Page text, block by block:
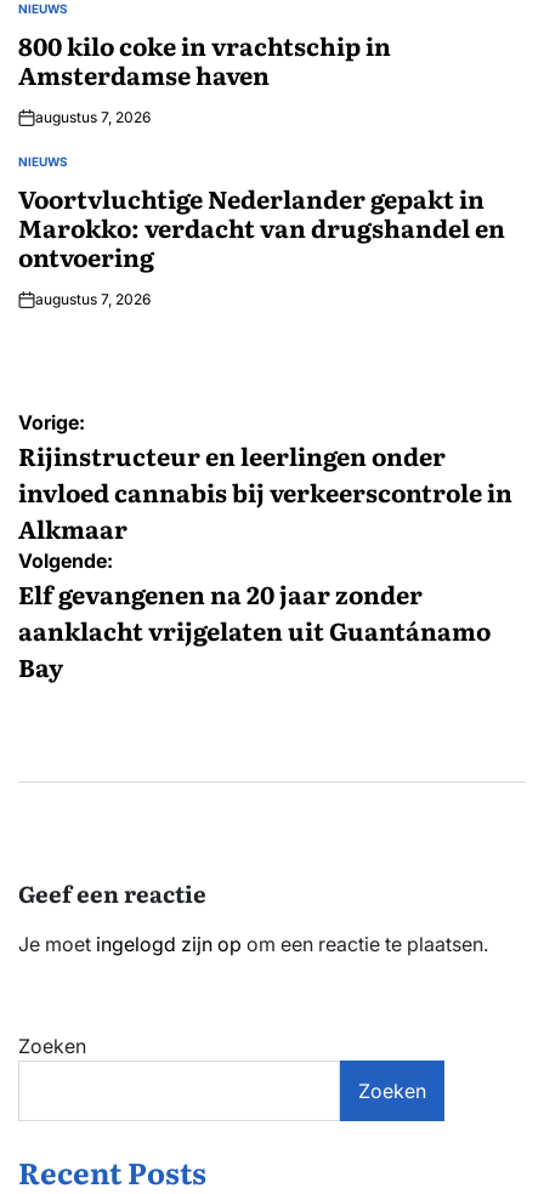
GEPLAATST
NIEUWS
800 kilo coke in vrachtschip in
Amsterdamse haven
augustus 7, 2026
GEPLAATST
NIEUWS
Voortvluchtige Nederlander gepakt in
Marokko: verdacht van drugshandel en
ontvoering
augustus 7, 2026
Bericht
navigatie
Vorige:
Rijinstructeur en leerlingen onder
invloed cannabis bij verkeerscontrole in
Alkmaar
Volgende:
Elf gevangenen na 20 jaar zonder
aanklacht vrijgelaten uit Guantánamo
Bay
Geef een reactie
Je moet ingelogd zijn op om een reactie te plaatsen.
Zoeken
Zoeken
Recent Posts